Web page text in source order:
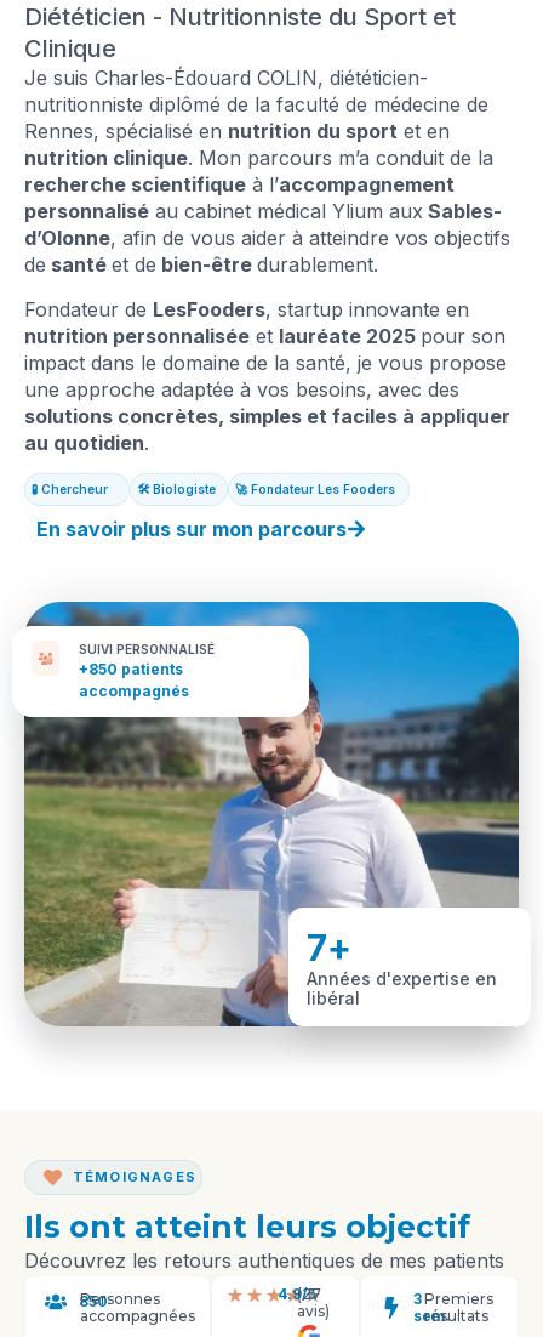
Années d'expertise en
libéral
7+
SUIVI PERSONNALISÉ
+850 patients
accompagnés
Diététicien - Nutritionniste du Sport et
Clinique
Je suis Charles-Édouard COLIN, diététicien-
nutritionniste diplômé de la faculté de médecine de
Rennes, spécialisé en nutrition du sport et en
nutrition clinique. Mon parcours m’a conduit de la
recherche scientifique à l’accompagnement
personnalisé au cabinet médical Ylium aux Sables-
d’Olonne, afin de vous aider à atteindre vos objectifs
de santé et de bien-être durablement.
Fondateur de LesFooders, startup innovante en
nutrition personnalisée et lauréate 2025 pour son
impact dans le domaine de la santé, je vous propose
une approche adaptée à vos besoins, avec des
solutions concrètes, simples et faciles à appliquer
au quotidien.
🧪 Chercheur 🛠️ Biologiste 🚀 Fondateur Les Fooders
En savoir plus sur mon parcours
TÉMOIGNAGES
Ils ont atteint leurs objectif
Découvrez les retours authentiques de mes patients
850
Personnes
accompagnées
★★★★★
4.9/5
(27
avis)
3
sem.
Premiers
résultats